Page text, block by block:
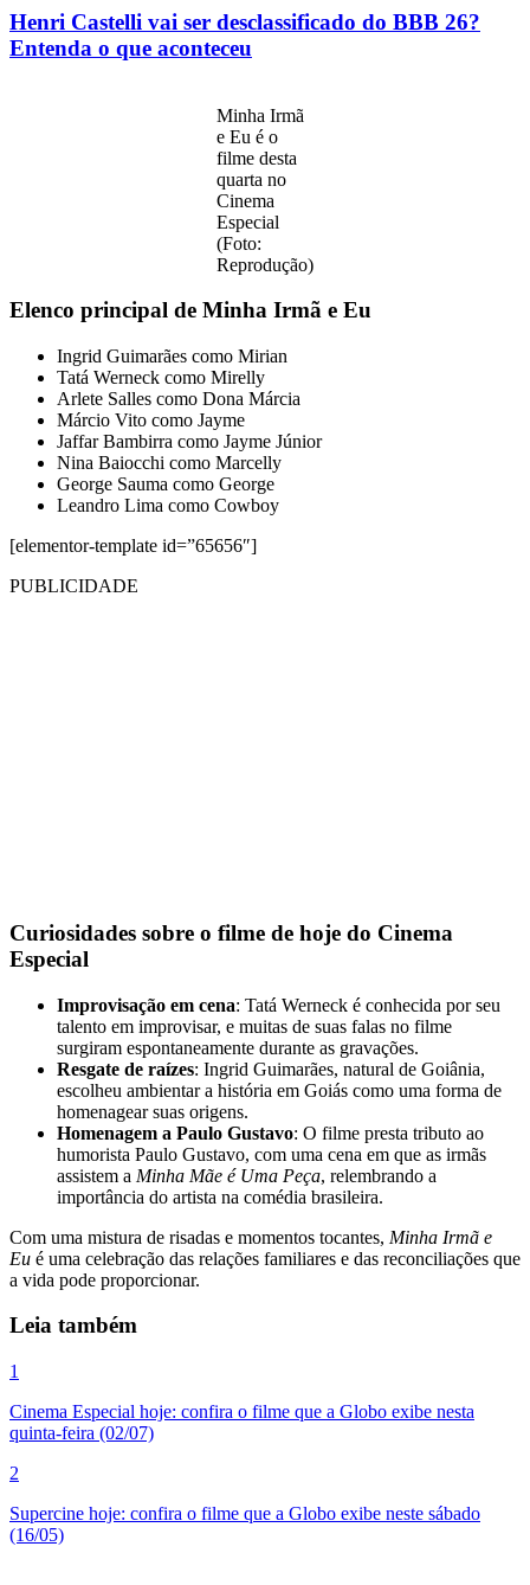
Henri Castelli vai ser desclassificado do BBB 26?
Entenda o que aconteceu
Minha Irmã
e Eu é o
filme desta
quarta no
Cinema
Especial
(Foto:
Reprodução)
Elenco principal de Minha Irmã e Eu
Ingrid Guimarães como Mirian
Tatá Werneck como Mirelly
Arlete Salles como Dona Márcia
Márcio Vito como Jayme
Jaffar Bambirra como Jayme Júnior
Nina Baiocchi como Marcelly
George Sauma como George
Leandro Lima como Cowboy
[elementor-template id=”65656″]
PUBLICIDADE
Curiosidades sobre o filme de hoje do Cinema
Especial
Improvisação em cena: Tatá Werneck é conhecida por seu
talento em improvisar, e muitas de suas falas no filme
surgiram espontaneamente durante as gravações.
Resgate de raízes: Ingrid Guimarães, natural de Goiânia,
escolheu ambientar a história em Goiás como uma forma de
homenagear suas origens.
Homenagem a Paulo Gustavo: O filme presta tributo ao
humorista Paulo Gustavo, com uma cena em que as irmãs
assistem a Minha Mãe é Uma Peça, relembrando a
importância do artista na comédia brasileira.
Com uma mistura de risadas e momentos tocantes, Minha Irmã e
Eu é uma celebração das relações familiares e das reconciliações que
a vida pode proporcionar.
Leia também
1
Cinema Especial hoje: confira o filme que a Globo exibe nesta
quinta-feira (02/07)
2
Supercine hoje: confira o filme que a Globo exibe neste sábado
(16/05)